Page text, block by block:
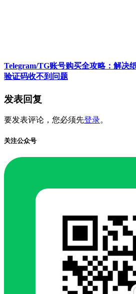
Telegram/TG账号购买全攻略：解决
验证码收不到问题
发表回复
要发表评论，您必须先登录。
关注公众号